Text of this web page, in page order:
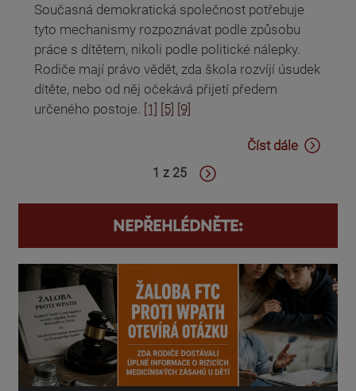
Současná demokratická společnost potřebuje
tyto mechanismy rozpoznávat podle způsobu
práce s dítětem, nikoli podle politické nálepky.
Rodiče mají právo vědět, zda škola rozvíjí úsudek
dítěte, nebo od něj očekává přijetí předem
určeného postoje. [1] [5] [9]
Číst dále
1 z 25
NEPŘEHLÉDNĚTE: